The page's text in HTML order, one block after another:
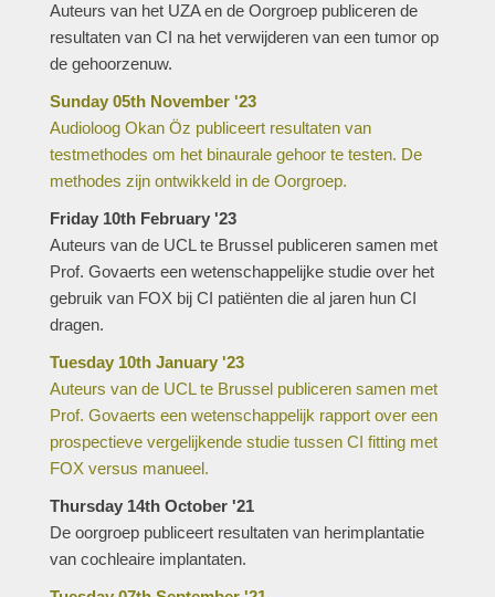
Auteurs van het UZA en de Oorgroep publiceren de
resultaten van CI na het verwijderen van een tumor op
de gehoorzenuw.
Sunday 05th November '23
Audioloog Okan Öz publiceert resultaten van
testmethodes om het binaurale gehoor te testen. De
methodes zijn ontwikkeld in de Oorgroep.
Friday 10th February '23
Auteurs van de UCL te Brussel publiceren samen met
Prof. Govaerts een wetenschappelijke studie over het
gebruik van FOX bij CI patiënten die al jaren hun CI
dragen.
Tuesday 10th January '23
Auteurs van de UCL te Brussel publiceren samen met
Prof. Govaerts een wetenschappelijk rapport over een
prospectieve vergelijkende studie tussen CI fitting met
FOX versus manueel.
Thursday 14th October '21
De oorgroep publiceert resultaten van herimplantatie
van cochleaire implantaten.